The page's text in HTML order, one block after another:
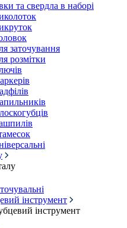
та свердла в наборі
заточування
розмітки
інструмент
інструмент